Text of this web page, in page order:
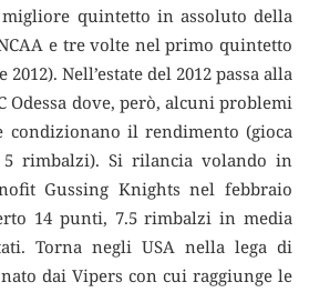
quintetto in assoluto della
e tre volte nel primo quintetto
2012). Nell’estate del 2012 passa alla
Odessa dove, però, alcuni problemi
condizionano il rendimento (gioca
rimbalzi). Si rilancia volando in
Gussing Knights nel febbraio
14 punti, 7.5 rimbalzi in media
Torna negli USA nella lega di
dai Vipers con cui raggiunge le